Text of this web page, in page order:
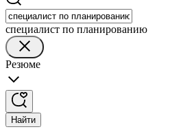
специалист по планированию
Резюме
Найти